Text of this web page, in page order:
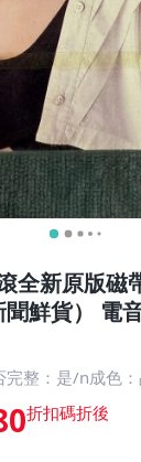
全新原版磁
鮮貨） 電
整：是/n成色